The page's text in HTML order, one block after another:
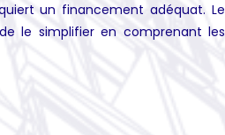
un financement adéquat. Le
le simplifier en comprenant les